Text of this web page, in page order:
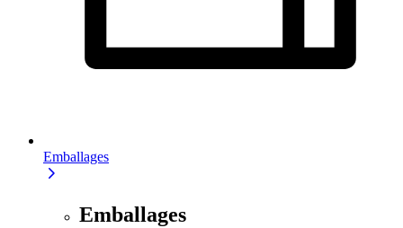
Emballages
Emballages